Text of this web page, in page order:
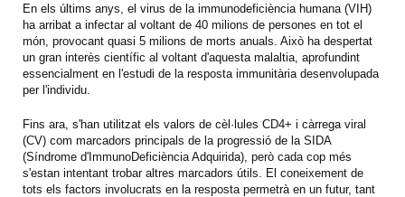
En els últims anys, el virus de la immunodeficiència humana (VIH)
ha arribat a infectar al voltant de 40 milions de persones en tot el
món, provocant quasi 5 milions de morts anuals. Això ha despertat
un gran interès científic al voltant d'aquesta malaltia, aprofundint
essencialment en l'estudi de la resposta immunitària desenvolupada
per l'individu.
Fins ara, s'han utilitzat els valors de cèl·lules CD4+ i càrrega viral
(CV) com marcadors principals de la progressió de la SIDA
(Síndrome d'ImmunoDeficiència Adquirida), però cada cop més
s'estan intentant trobar altres marcadors útils. El coneixement de
tots els factors involucrats en la resposta permetrà en un futur, tant